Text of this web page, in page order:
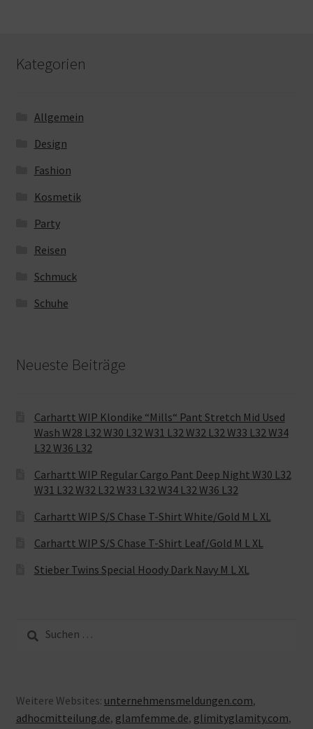
Kategorien
Allgemein
Design
Fashion
Kosmetik
Party
Reisen
Schmuck
Schuhe
Neueste Beiträge
Carhartt WIP Klondike “Mills“ Pant Stretch Mid Used
Wash W28 L32 W30 L32 W31 L32 W32 L32 W33 L32 W34
L32 W36 L32
Carhartt WIP Regular Cargo Pant Deep Night W30 L32
W31 L32 W32 L32 W33 L32 W34 L32 W36 L32
Carhartt WIP S/S Chase T-Shirt White/Gold M L XL
Carhartt WIP S/S Chase T-Shirt Leaf/Gold M L XL
Stieber Twins Special Hoody Dark Navy M L XL
nach:
Weitere Websites: unternehmensmeldungen.com,
adhocmitteilung.de, glamfemme.de, glimityglamity.com,